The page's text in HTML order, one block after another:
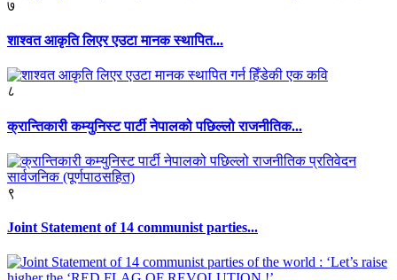
७
शाश्वत आकृति लिएर एउटा मानक स्थापित...
८
क्रान्तिकारी कम्युनिस्ट पार्टी नेपालको पछिल्लो राजनीतिक...
९
Joint Statement of 14 communist parties...